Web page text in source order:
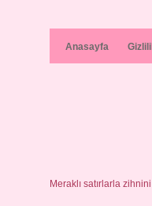
Anasayfa
Meraklı satırlarla